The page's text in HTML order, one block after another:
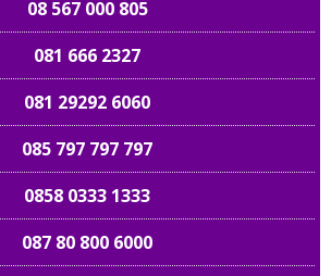
08 567 000 805
081 666 2327
081 29292 6060
085 797 797 797
0858 0333 1333
087 80 800 6000